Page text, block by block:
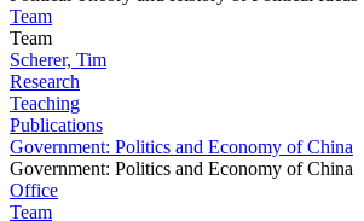
Team
Team
Scherer, Tim
Research
Teaching
Publications
Government: Politics and Economy of China
Government: Politics and Economy of China
Office
Team